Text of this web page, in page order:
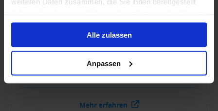
gesammelt haben.
Alle zulassen
Anpassen
604
Deckplan anzeigen
Mehr erfahren